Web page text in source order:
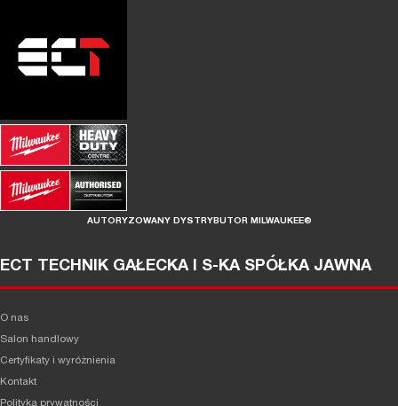
AUTORYZOWANY DYSTRYBUTOR MILWAUKEE®
ECT TECHNIK GAŁECKA I S-KA SPÓŁKA JAWNA
O nas
Salon handlowy
Certyfikaty i wyróżnienia
Kontakt
Polityka prywatności